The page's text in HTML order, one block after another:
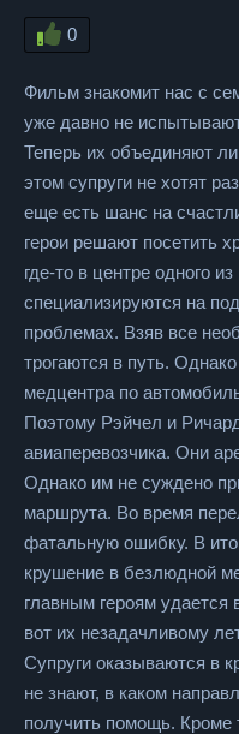
0
Фильм знакомит нас с
уже давно не
Теперь их объединяют
этом супруги не хотят
еще есть шанс на
герои решают посетить
где-то в центре одного
специализируются на
проблемах. Взяв все
трогаются в путь.
медцентра по
Поэтому Рэйчел и
авиаперевозчика. Они
Однако им не суждено
маршрута. Во время
фатальную ошибку. В
крушение в безлюдной
главным героям удается
вот их незадачливому
Супруги оказываются в
не знают, в каком
получить помощь. Кроме